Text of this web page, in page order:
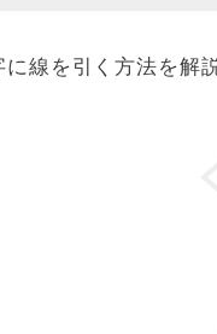
線を引く方法を解説